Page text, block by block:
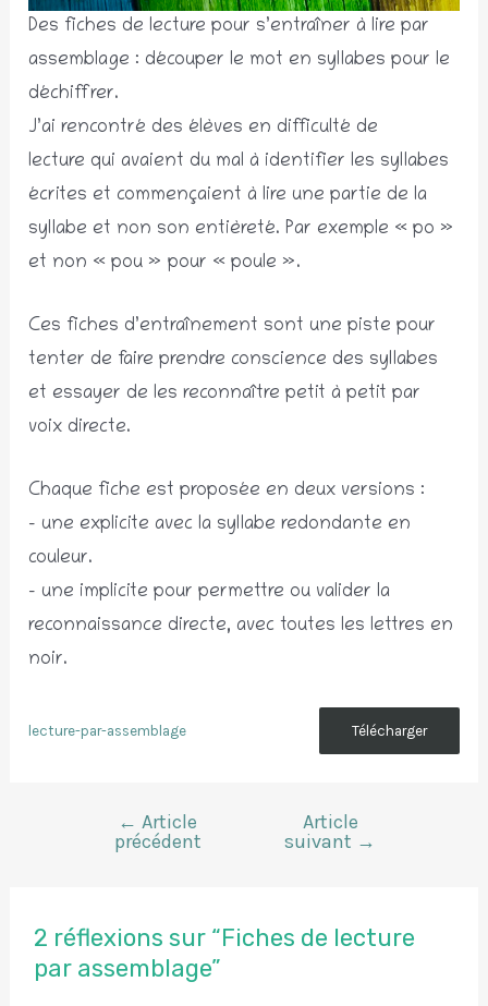
Des fiches de lecture pour s’entraîner à lire par
assemblage : découper le mot en syllabes pour le
déchiffrer.
J’ai rencontré des élèves en difficulté de
lecture qui avaient du mal à identifier les syllabes
écrites et commençaient à lire une partie de la
syllabe et non son entièreté. Par exemple « po »
et non « pou » pour « poule ».
Ces fiches d’entraînement sont une piste pour
tenter de faire prendre conscience des syllabes
et essayer de les reconnaître petit à petit par
voix directe.
Chaque fiche est proposée en deux versions :
– une explicite avec la syllabe redondante en
couleur.
– une implicite pour permettre ou valider la
reconnaissance directe, avec toutes les lettres en
noir.
lecture-par-assemblage Télécharger
Navigation
← Article
précédent
Article
suivant →
2 réflexions sur “Fiches de lecture
par assemblage”